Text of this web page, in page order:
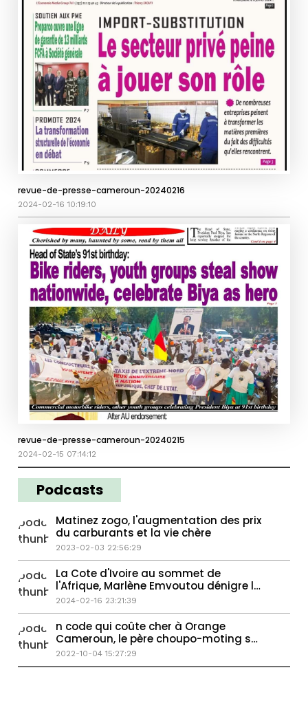
revue-de-presse-cameroun-20240216
2024-02-16 10:19:10
revue-de-presse-cameroun-20240215
2024-02-15 07:14:12
Podcasts
Matinez zogo, l'augmentation des prix
du carburants et la vie chère
2023-02-03 22:56:29
La Cote d'Ivoire au sommet de
l'Afrique, Marlène Emvoutou dénigre la
1ère dame du Cameroun
2024-02-16 23:21:39
n code qui coûte cher à Orange
Cameroun, le père choupo-moting se
lâche
2022-10-04 15:27:29